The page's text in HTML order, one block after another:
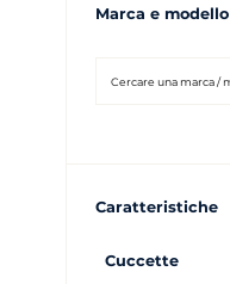
Marca e modello
Caratteristiche
Cuccette